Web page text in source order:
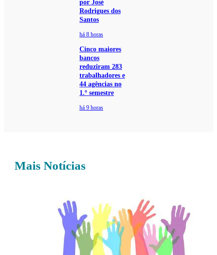
por José
Rodrigues dos
Santos
há 8 horas
Cinco maiores
bancos
reduziram 283
trabalhadores e
44 agências no
1.º semestre
há 9 horas
Mais Notícias